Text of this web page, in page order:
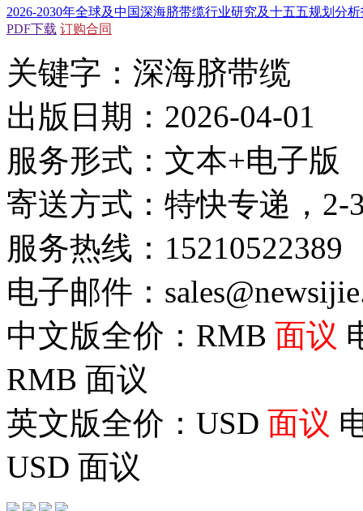
2026-2030年全球及中国深海脐带缆行业研究及十五五规划分
PDF下载 订购合同
关键字：深海脐带缆
出版日期：2026-04-01
服务形式：文本+电子版
寄送方式：特快专递，2-
服务热线：15210522389
电子邮件：
中文版全价：RMB 面议
RMB 面议
英文版全价：USD 面议
USD 面议